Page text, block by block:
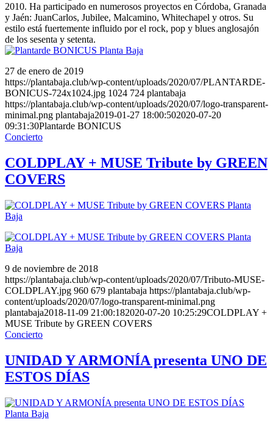
2010. Ha participado en numerosos proyectos en Córdoba, Granada
y Jaén: JuanCarlos, Jubilee, Malcamino, Whitechapel y otros. Su
estilo está fuertemente influido por el rock, pop y blues anglosajón
de los sesenta y setenta.
27 de enero de 2019
https://plantabaja.club/wp-content/uploads/2020/07/PLANTARDE-
BONICUS-724x1024.jpg 1024 724 plantabaja
https://plantabaja.club/wp-content/uploads/2020/07/logo-transparent-
minimal.png plantabaja2019-01-27 18:00:502020-07-20
09:31:30Plantarde BONICUS
Concierto
COLDPLAY + MUSE Tribute by GREEN
COVERS
9 de noviembre de 2018
https://plantabaja.club/wp-content/uploads/2020/07/Tributo-MUSE-
COLDPLAY.jpg 960 679 plantabaja https://plantabaja.club/wp-
content/uploads/2020/07/logo-transparent-minimal.png
plantabaja2018-11-09 21:00:182020-07-20 10:25:29COLDPLAY +
MUSE Tribute by GREEN COVERS
Concierto
UNIDAD Y ARMONÍA presenta UNO DE
ESTOS DÍAS